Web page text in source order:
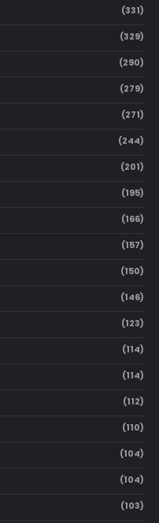
(331)
(329)
(290)
(279)
(271)
(244)
(201)
(195)
(166)
(157)
(150)
(146)
(123)
(114)
(114)
(112)
(110)
(104)
(104)
(103)